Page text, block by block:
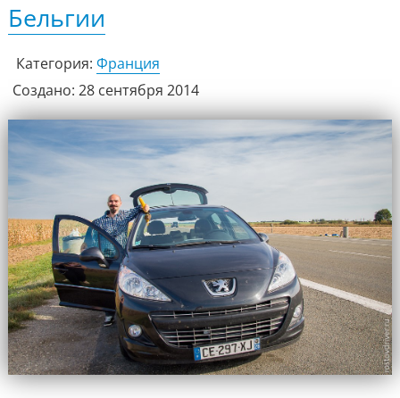
Бельгии
Категория: Франция
Создано: 28 сентября 2014